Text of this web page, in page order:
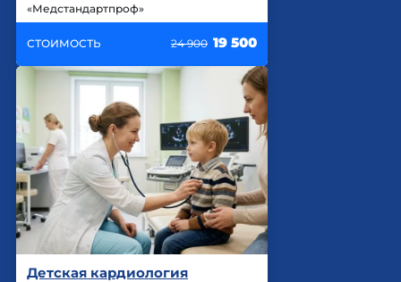
«Медстандартпроф»
СТОИМОСТЬ 24 900 19 500
Детская кардиология